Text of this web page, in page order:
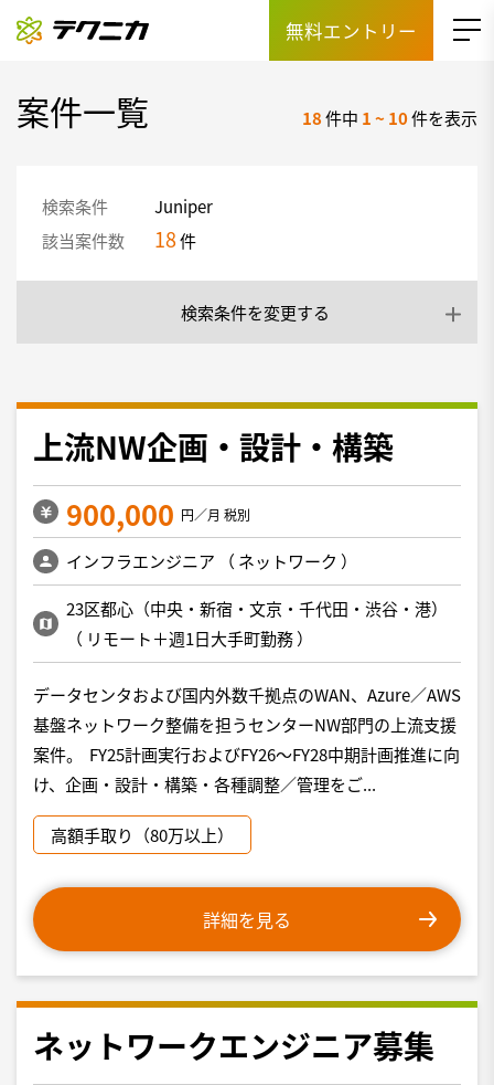
無料エントリー
案件一覧 18件中 1~10件を表示
検索条件
Juniper
該当案件数
18件
検索条件を変更する
上流NW企画・設計・構築
900,000 円／月 税別
インフラエンジニア （ ネットワーク ）
23区都心（中央・新宿・文京・千代田・渋谷・港）
（ リモート＋週1日大手町勤務）
データセンタおよび国内外数千拠点のWAN、Azure／AWS
基盤ネットワーク整備を担うセンターNW部門の上流支援
案件。 FY25計画実行およびFY26～FY28中期計画推進に向
け、企画・設計・構築・各種調整／管理をご...
高額手取り（80万以上）
詳細を見る
ネットワークエンジニア募集